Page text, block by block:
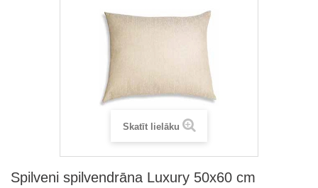
Skatīt lielāku
Spilveni spilvendrāna Luxury 50x60 cm